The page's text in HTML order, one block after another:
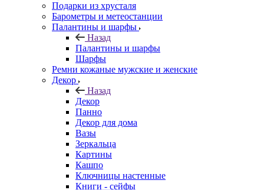
Подарки из хрусталя
Барометры и метеостанции
Палантины и шарфы
Назад
Палантины и шарфы
Шарфы
Ремни кожаные мужские и женские
Декор
Назад
Декор
Панно
Декор для дома
Вазы
Зеркальца
Картины
Кашпо
Ключницы настенные
Книги - сейфы